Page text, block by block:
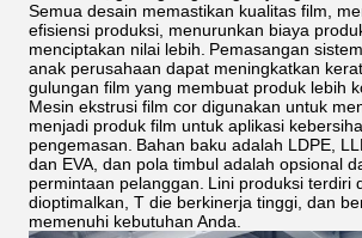
Semua desain memastikan kualitas film,
efisiensi produksi, menurunkan biaya
menciptakan nilai lebih. Pemasangan
anak perusahaan dapat meningkatkan
gulungan film yang membuat produk lebih
Mesin ekstrusi film cor digunakan untuk
menjadi produk film untuk aplikasi
pengemasan. Bahan baku adalah LDPE,
dan EVA, dan pola timbul adalah opsional
permintaan pelanggan. Lini produksi terdiri
dioptimalkan, T die berkinerja tinggi, dan
memenuhi kebutuhan Anda.